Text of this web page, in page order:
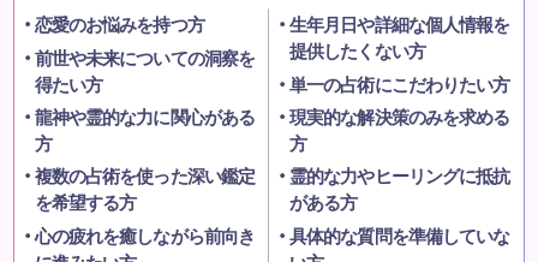
恋愛のお悩みを持つ方
前世や未来についての洞察を
得たい方
龍神や霊的な力に関心がある
方
複数の占術を使った深い鑑定
を希望する方
心の疲れを癒しながら前向き
生年月日や詳細な個人情報を
提供したくない方
単一の占術にこだわりたい方
現実的な解決策のみを求める
方
霊的な力やヒーリングに抵抗
がある方
具体的な質問を準備していな